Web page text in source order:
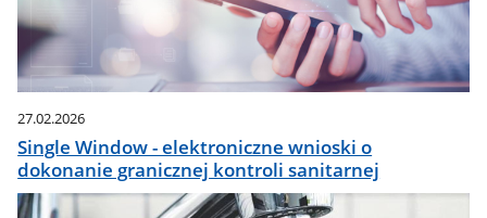
27.02.2026
Single Window - elektroniczne wnioski o
dokonanie granicznej kontroli sanitarnej